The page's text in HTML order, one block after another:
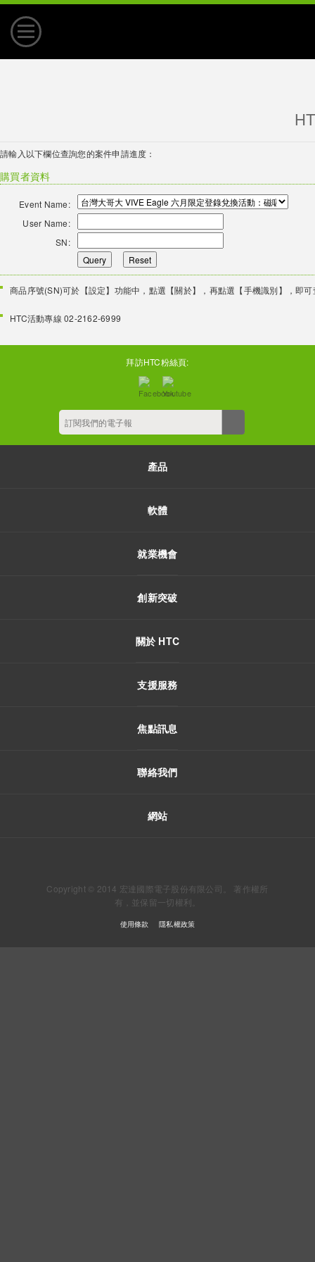
購買地點
支援服務
焦點訊息
HTC 論壇
請輸入以下欄位查詢您的案件申請進度：
購買者資料
Event Name:
User Name:
SN:
Query
Reset
商品序號(SN)可於【設定】功能中，點選【關於】，再點選【手機識別】，即
HTC活動專線 02-2162-6999
拜訪HTC粉絲頁:
產品
軟體
就業機會
創新突破
關於 HTC
支援服務
焦點訊息
聯絡我們
網站
Copyright © 2014 宏達國際電子股份有限公司。 著作權所
有，並保留一切權利。
使用條款 隱私權政策